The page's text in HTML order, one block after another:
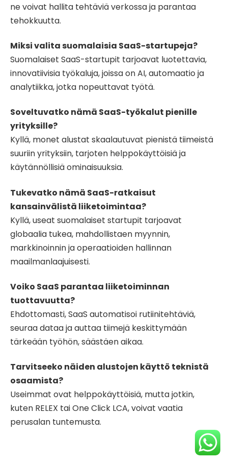
ne voivat hallita tehtäviä verkossa ja parantaa
tehokkuutta.
Miksi valita suomalaisia SaaS-startupeja?
Suomalaiset SaaS-startupit tarjoavat luotettavia,
innovatiivisia työkaluja, joissa on AI, automaatio ja
analytiikka, jotka nopeuttavat työtä.
Soveltuvatko nämä SaaS-työkalut pienille
yrityksille?
Kyllä, monet alustat skaalautuvat pienistä tiimeistä
suuriin yrityksiin, tarjoten helppokäyttöisiä ja
käytännöllisiä ominaisuuksia.
Tukevatko nämä SaaS-ratkaisut
kansainvälistä liiketoimintaa?
Kyllä, useat suomalaiset startupit tarjoavat
globaalia tukea, mahdollistaen myynnin,
markkinoinnin ja operaatioiden hallinnan
maailmanlaajuisesti.
Voiko SaaS parantaa liiketoiminnan
tuottavuutta?
Ehdottomasti, SaaS automatisoi rutiinitehtäviä,
seuraa dataa ja auttaa tiimejä keskittymään
tärkeään työhön, säästäen aikaa.
Tarvitseeko näiden alustojen käyttö teknistä
osaamista?
Useimmat ovat helppokäyttöisiä, mutta jotkin,
kuten RELEX tai One Click LCA, voivat vaatia
perusalan tuntemusta.